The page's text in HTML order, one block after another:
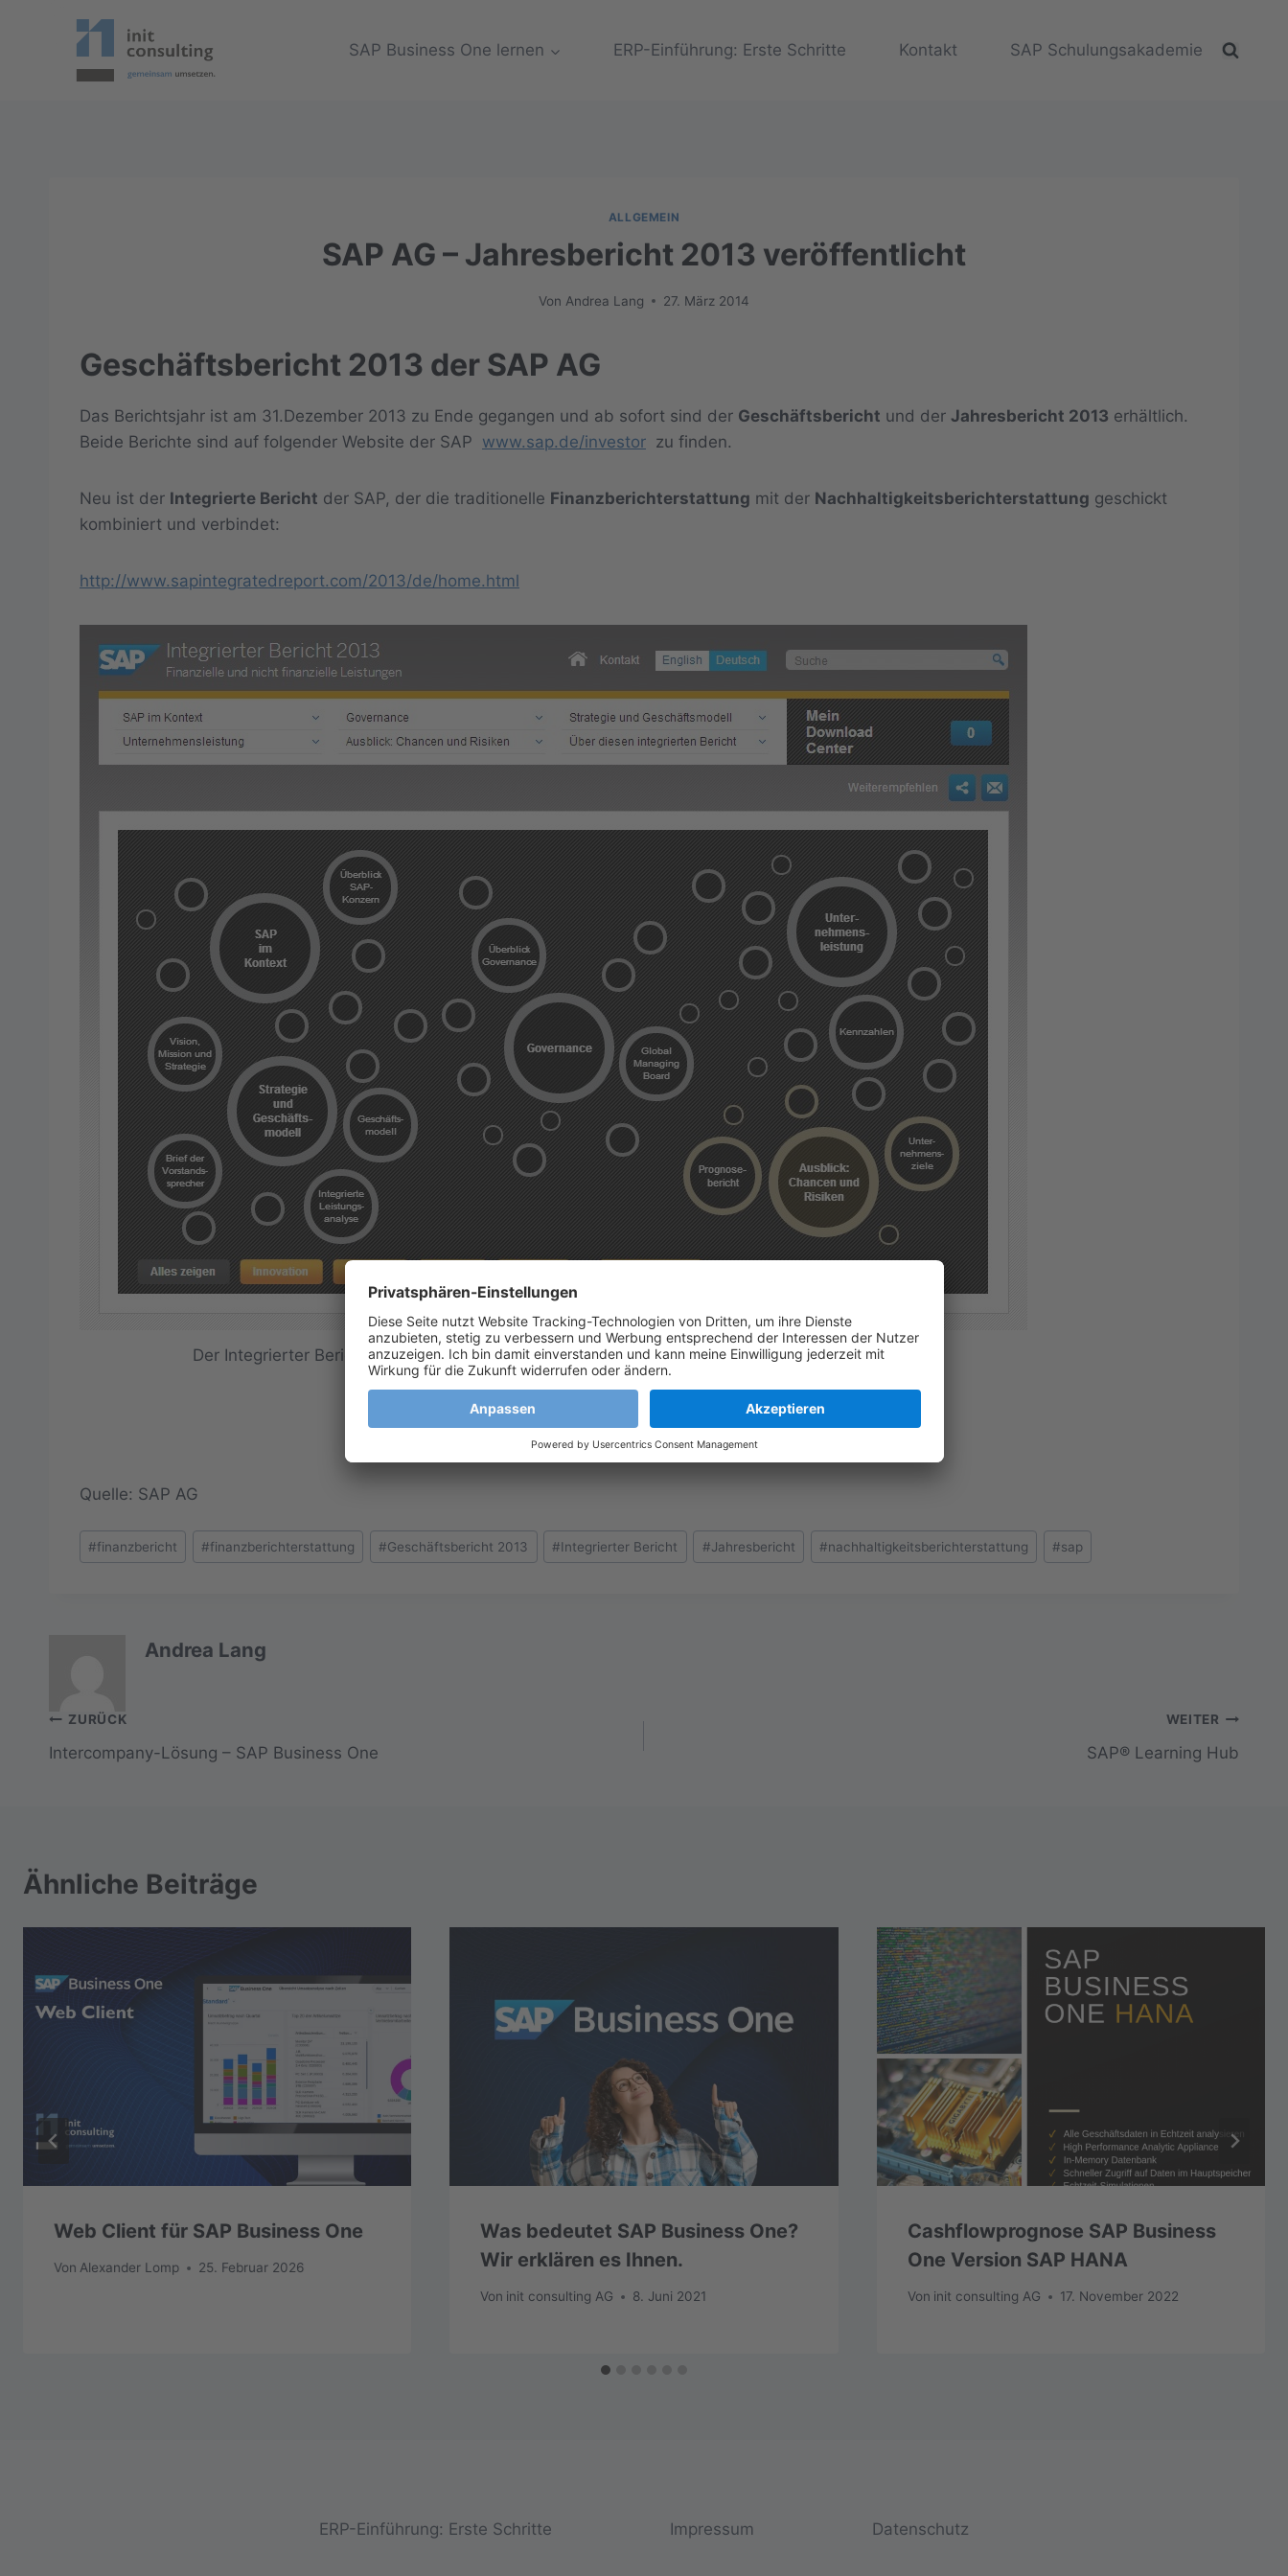
SAP Business One lernen ERP-Einführung: Erste Schritte Kontakt SAP Schulungsakademie
ALLGEMEIN
SAP AG – Jahresbericht 2013 veröffentlicht
Von Andrea Lang 27. März 2014
Geschäftsbericht 2013 der SAP AG
Das Berichtsjahr ist am 31.Dezember 2013 zu Ende gegangen und ab sofort sind der Geschäftsbericht und der Jahresbericht 2013 erhältlich.
Beide Berichte sind auf folgender Website der SAP www.sap.de/investor zu finden.
Neu ist der Integrierte Bericht der SAP, der die traditionelle Finanzberichterstattung mit der Nachhaltigkeitsberichterstattung geschickt
kombiniert und verbindet:
http://www.sapintegratedreport.com/2013/de/home.html
Der Integrierter Bericht der SAP AG verbindet die traditionelle Finanzberichterstattung mit der
Nachhaltigkeitsberichterstattung
Quelle: SAP AG
Schlagworte:
#finanzbericht #finanzberichterstattung #Geschäftsbericht 2013 #Integrierter Bericht #Jahresbericht #nachhaltigkeitsberichterstattung #sap
Andrea Lang
Beitragsnavigation
ZURÜCK
Intercompany-Lösung – SAP Business One
WEITER
SAP® Learning Hub
Ähnliche Beiträge
Web Client für SAP Business One
Von Alexander Lomp 25. Februar 2026
Was bedeutet SAP Business One?
Wir erklären es Ihnen.
Von init consulting AG 8. Juni 2021
Cashflowprognose SAP Business
One Version SAP HANA
Von init consulting AG 17. November 2022
ERP-Einführung: Erste Schritte Impressum Datenschutz